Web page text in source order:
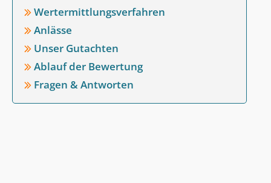
Wertermittlungsverfahren
Anlässe
Unser Gutachten
Ablauf der Bewertung
Fragen & Antworten